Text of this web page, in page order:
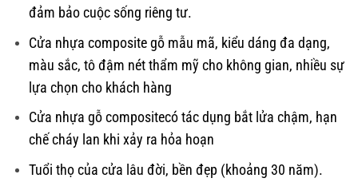
đảm bảo cuộc sống riêng tư.
Cửa nhựa composite gỗ mẫu mã, kiểu dáng đa dạng,
màu sắc, tô đậm nét thẩm mỹ cho không gian, nhiều sự
lựa chọn cho khách hàng
Cửa nhựa gỗ compositecó tác dụng bắt lửa chậm, hạn
chế cháy lan khi xảy ra hỏa hoạn
Tuổi thọ của cửa lâu đời, bền đẹp (khoảng 30 năm).